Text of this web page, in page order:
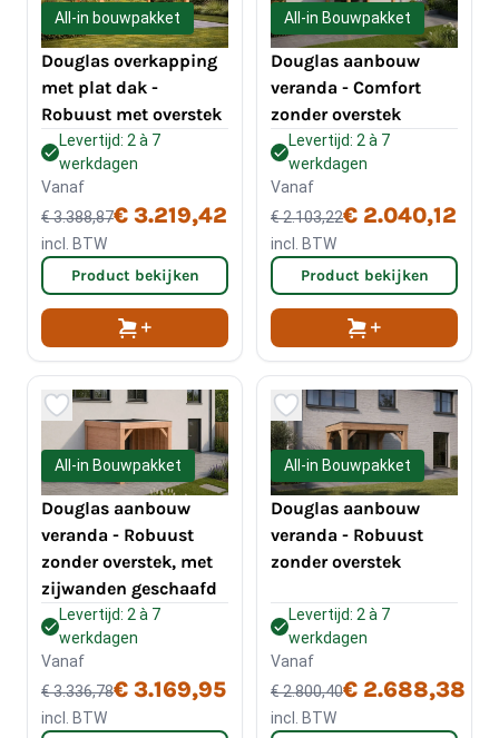
All-in bouwpakket
Douglas overkapping
met plat dak -
Robuust met overstek
Levertijd: 2 à 7
werkdagen
Vanaf
€ 3.388,87€ 3.219,42
incl. BTW
Product bekijken
All-in Bouwpakket
Douglas aanbouw
veranda - Comfort
zonder overstek
Levertijd: 2 à 7
werkdagen
Vanaf
€ 2.103,22€ 2.040,12
incl. BTW
Product bekijken
All-in Bouwpakket
Douglas aanbouw
veranda - Robuust
zonder overstek, met
zijwanden geschaafd
Levertijd: 2 à 7
werkdagen
Vanaf
€ 3.336,78€ 3.169,95
incl. BTW
All-in Bouwpakket
Douglas aanbouw
veranda - Robuust
zonder overstek
Levertijd: 2 à 7
werkdagen
Vanaf
€ 2.800,40€ 2.688,38
incl. BTW